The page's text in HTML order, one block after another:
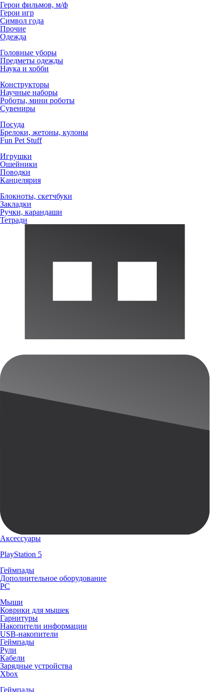
Герои фильмов, м/ф
Герои игр
Символ года
Прочие
Одежда
Головные уборы
Предметы одежды
Наука и хобби
Конструкторы
Научные наборы
Роботы, мини роботы
Сувениры
Посуда
Брелоки, жетоны, кулоны
Fun Pet Stuff
Игрушки
Ошейники
Поводки
Канцелярия
Блокноты, скетчбуки
Закладки
Ручки, карандаши
Тетради
Аксессуары
PlayStation 5
Геймпады
Дополнительное оборудование
PC
Мыши
Коврики для мышек
Гарнитуры
Накопители информации
USB-накопители
Геймпады
Рули
Кабели
Зарядные устройства
Xbox
Геймпады